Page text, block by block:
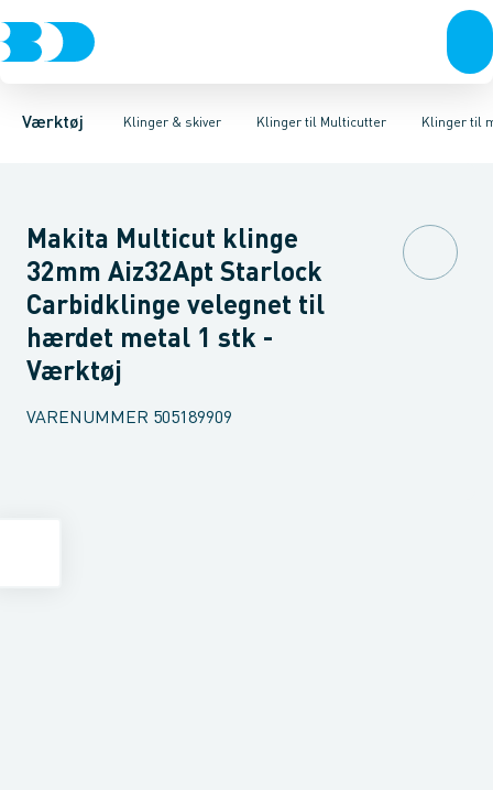
Værktøj Klinger & skiver
Akku- & elværktøjHåndværktøjRørværktøjBits & toppeBor
Klinger til Multicutter
BajonetsavklingerStiksavsklingerSkæreskiver Klinger til
Klinger til træKlinger til metalKlinger til fliser & fuger
Makita Multicut klinge
32mm Aiz32Apt Starlock
Carbidklinge velegnet til
hærdet metal 1 stk -
Værktøj
VARENUMMER 505189909